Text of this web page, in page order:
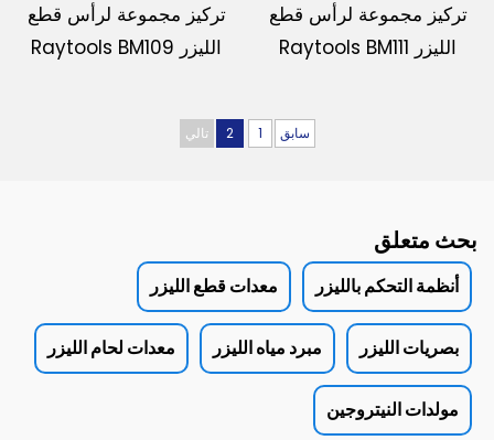
تركيز مجموعة لرأس قطع
الليزر Raytools BM111
تركيز مجموعة لرأس قطع
الليزر Raytools BM109
سابق 1
2 تالي
بحث متعلق
أنظمة التحكم بالليزر معدات قطع الليزر
بصريات الليزر مبرد مياه الليزر معدات لحام الليزر
مولدات النيتروجين